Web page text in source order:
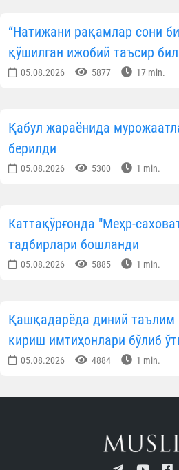
Ўзбекистон янгиликлари
Ўзбекистон
Матбуот хизмати
ОБУНА БЎЛИНГ